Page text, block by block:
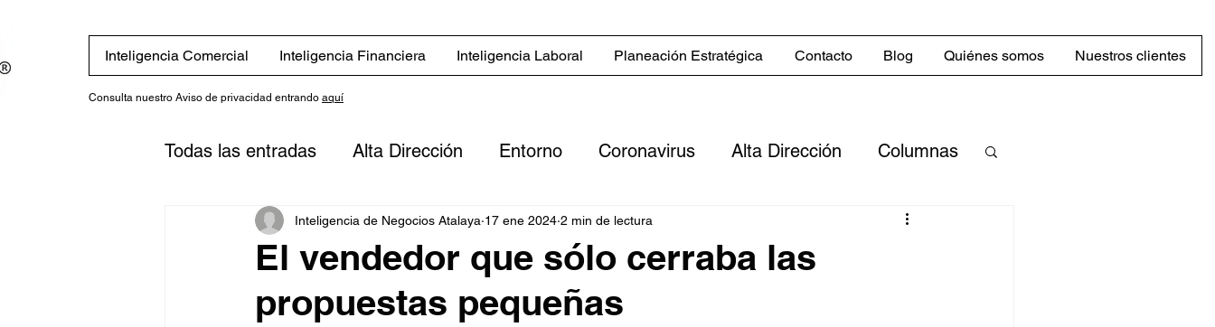
Inteligencia Comercial Inteligencia Financiera Inteligencia Laboral Planeación Estratégica Contacto Blog Quiénes somos Nuestros clientes
Consulta nuestro Aviso de privacidad entrando aquí
Todas las entradas Alta Dirección Entorno Coronavirus Alta Dirección Columnas
Eventos Novedades Servicios Blog in English
Finanzas Estrategias comerciales Sector inmobiliario
El vendedor que sólo cerraba las
propuestas pequeñas
Inteligencia de Negocios Atalaya 17 ene 2024 2 min de lectura